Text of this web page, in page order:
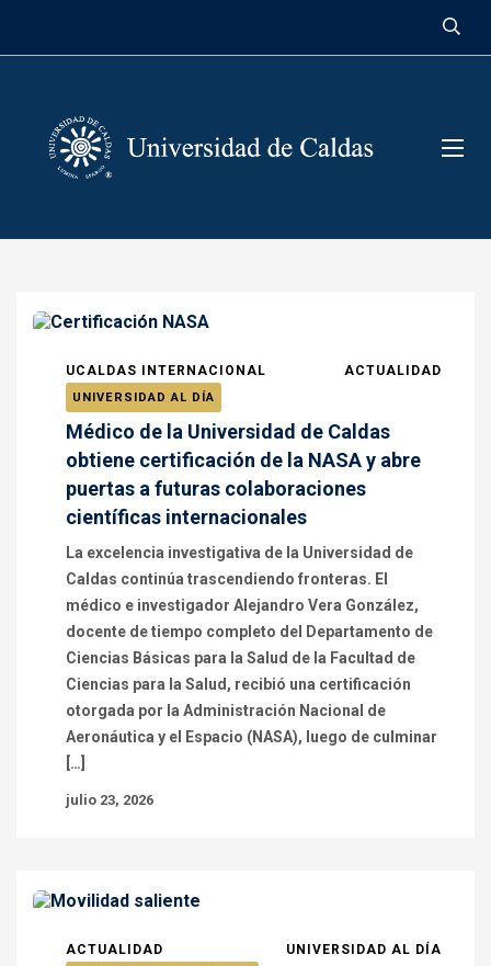
UCALDAS INTERNACIONAL ACTUALIDAD
UNIVERSIDAD AL DÍA
Médico de la Universidad de Caldas
obtiene certificación de la NASA y abre
puertas a futuras colaboraciones
científicas internacionales
La excelencia investigativa de la Universidad de
Caldas continúa trascendiendo fronteras. El
médico e investigador Alejandro Vera González,
docente de tiempo completo del Departamento de
Ciencias Básicas para la Salud de la Facultad de
Ciencias para la Salud, recibió una certificación
otorgada por la Administración Nacional de
Aeronáutica y el Espacio (NASA), luego de culminar
[…]
julio 23, 2026
ACTUALIDAD UNIVERSIDAD AL DÍA